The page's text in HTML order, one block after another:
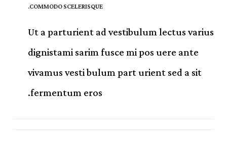
COMMODO SCELERISQUE.
Ut a parturient ad vestibulum lectus varius
dignistami sarim fusce mi pos uere ante
vivamus vesti bulum part urient sed a sit
fermentum eros.